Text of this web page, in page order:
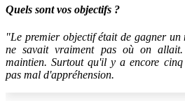
Quels sont vos objectifs ?
"Le premier objectif était de gagner un
ne savait vraiment pas où on
maintien. Surtout qu'il y a encore
pas mal d'appréhension.